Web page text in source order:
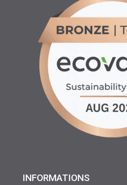
INFORMATIONS